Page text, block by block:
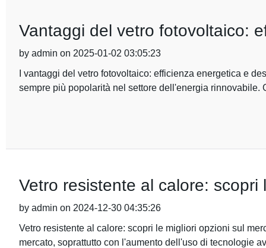
Vantaggi del vetro fotovoltaico:
by admin on 2025-01-02 03:05:23
I vantaggi del vetro fotovoltaico: efficienza energetica e
sempre più popolarità nel settore dell'energia rinnovabile.
Vetro resistente al calore:
by admin on 2024-12-30 04:35:26
Vetro resistente al calore: scopri le migliori opzioni sul
mercato, soprattutto con l'aumento dell'uso di tecnologie